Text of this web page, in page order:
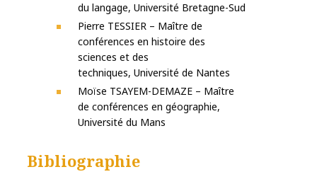
du langage, Université Bretagne-Sud
Pierre TESSIER – Maître de
conférences en histoire des
sciences et des
techniques, Université de Nantes
Moïse TSAYEM-DEMAZE – Maître
de conférences en géographie,
Université du Mans
Bibliographie